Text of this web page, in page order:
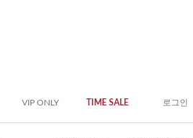
VIP ONLY TIME SALE 로그인